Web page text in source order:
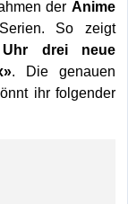
derAnime
So zeigt
drei neue
. Die genauen
ihr folgender